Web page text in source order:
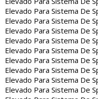
Elevado Para Sistema De
Elevado Para Sistema De
Elevado Para Sistema De
Elevado Para Sistema De
Elevado Para Sistema De
Elevado Para Sistema De
Elevado Para Sistema De
Elevado Para Sistema De
Elevado Para Sistema De